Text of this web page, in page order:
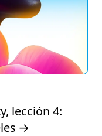
lección 4:
→